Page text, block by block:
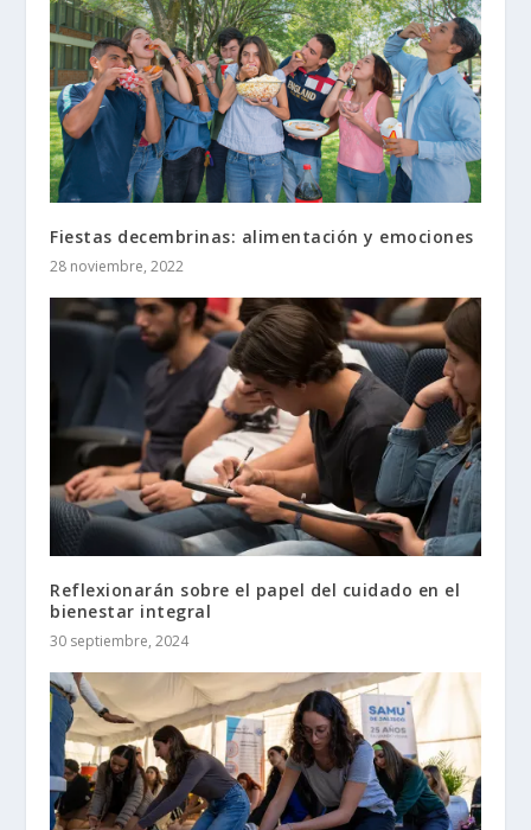
Fiestas decembrinas: alimentación y emociones
28 noviembre, 2022
Reflexionarán sobre el papel del cuidado en el
bienestar integral
30 septiembre, 2024